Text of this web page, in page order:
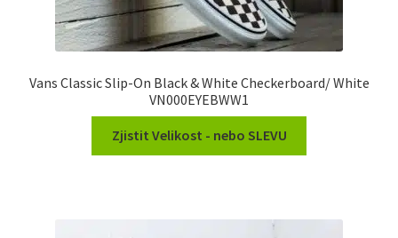
Vans Classic Slip-On Black & White Checkerboard/ White
VN000EYEBWW1
Zjistit Velikost - nebo SLEVU